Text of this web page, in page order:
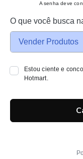
A senha deve
O que você busca
Vender Produtos
Estou ciente e
Hotmart.